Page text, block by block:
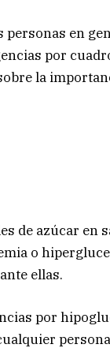
en
por
la
de azúcar en
o
ellas.
por